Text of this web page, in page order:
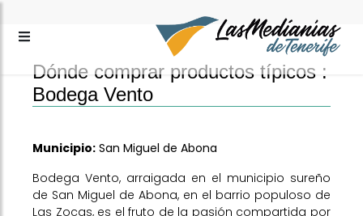
Dónde comprar productos típicos :
Bodega Vento
Municipio: San Miguel de Abona
Bodega Vento, arraigada en el municipio sureño
de San Miguel de Abona, en el barrio populoso de
Las Zocas, es el fruto de la pasión compartida por